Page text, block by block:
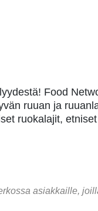
Food
ruuan ja
ruokalajit,
asiakkaille,